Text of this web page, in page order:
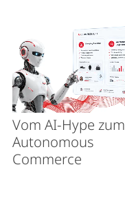
Vom AI-Hype zum
Autonomous
Commerce